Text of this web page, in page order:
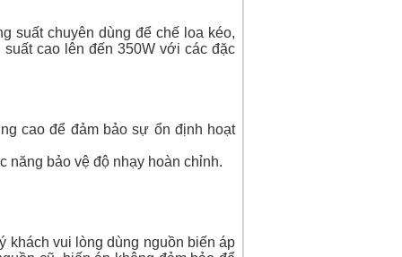
suất chuyên dùng để chế loa kéo,
cao lên đến 350W với các đặc
cao để đảm bảo sự ổn định hoạt
năng bảo vệ độ nhạy hoàn chỉnh.
khách vui lòng dùng nguồn biến áp